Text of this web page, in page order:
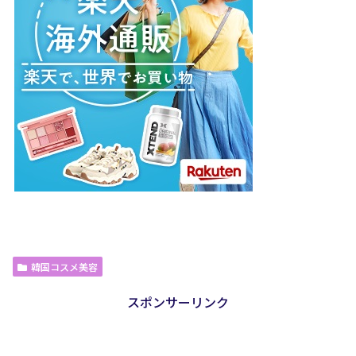
韓国コスメ美容
スポンサーリンク